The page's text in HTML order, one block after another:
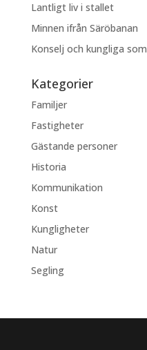
Lantligt liv i stallet
Minnen ifrån Säröbanan
Konselj och kungliga
Kategorier
Familjer
Fastigheter
Gästande personer
Historia
Kommunikation
Konst
Kungligheter
Natur
Segling